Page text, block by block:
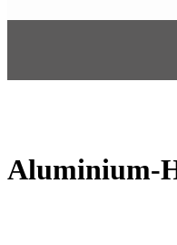
Aluminium-